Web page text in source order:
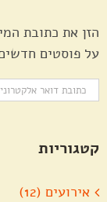
הזן את כתובת
על פוסטים
כתובת
קטגוריות
אירועים (12)